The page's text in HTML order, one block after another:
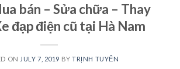
bán – Sửa chữa – Thay
đạp điện cũ tại Hà Nam
ON JULY 7, 2019 BYTRỊNH TUYỂN